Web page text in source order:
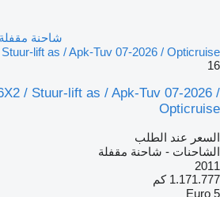
Stuur-lift as / Apk-Tuv 07-2026 / Opticruise
16
/ Stuur-lift as / Apk-Tuv 07-2026 /
Opticruise
السعر عند الطلب
الشاحنات - شاحنة مقفلة
2011
1.171.777 كم
Euro 5